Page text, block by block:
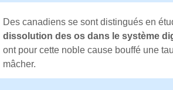
Des canadiens se sont distingués en
dissolution des os dans le système
ont pour cette noble cause bouffé une
mâcher.